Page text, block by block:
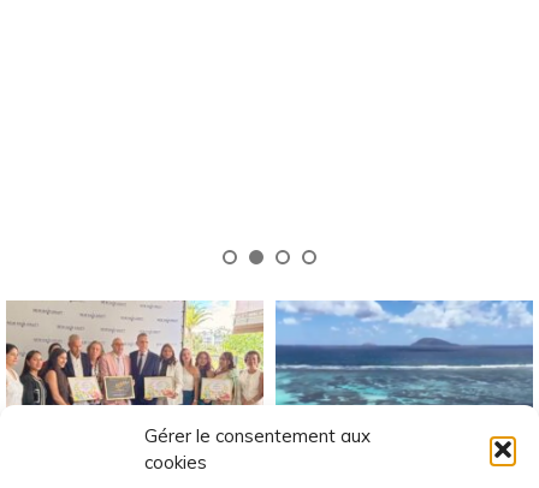
Gérer le consentement aux
cookies